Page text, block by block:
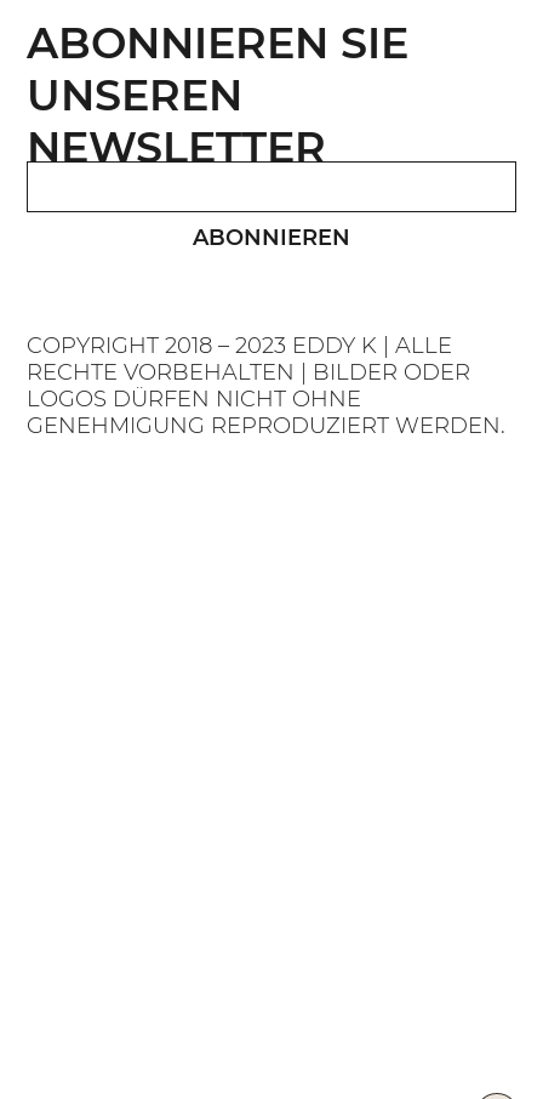
COPYRIGHT 2018 – 2023 EDDY K | ALLE
RECHTE VORBEHALTEN | BILDER ODER
LOGOS DÜRFEN NICHT OHNE
GENEHMIGUNG REPRODUZIERT WERDEN.
ABONNIEREN
ABONNIEREN SIE
UNSEREN
NEWSLETTER